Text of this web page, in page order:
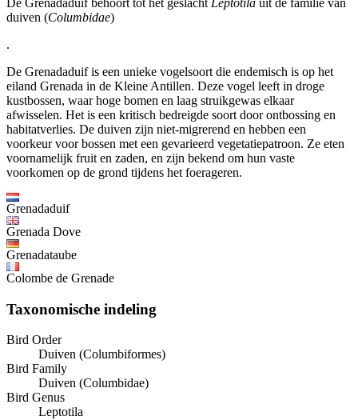
De Grenadaduif behoort tot het geslacht Leptotila uit de familie van
duiven (Columbidae)
.
De Grenadaduif is een unieke vogelsoort die endemisch is op het
eiland Grenada in de Kleine Antillen. Deze vogel leeft in droge
kustbossen, waar hoge bomen en laag struikgewas elkaar
afwisselen. Het is een kritisch bedreigde soort door ontbossing en
habitatverlies. De duiven zijn niet-migrerend en hebben een
voorkeur voor bossen met een gevarieerd vegetatiepatroon. Ze eten
voornamelijk fruit en zaden, en zijn bekend om hun vaste
voorkomen op de grond tijdens het foerageren.
Grenadaduif
Grenada Dove
Grenadataube
Colombe de Grenade
Taxonomische indeling
Bird Order
Duiven (Columbiformes)
Bird Family
Duiven (Columbidae)
Bird Genus
Leptotila